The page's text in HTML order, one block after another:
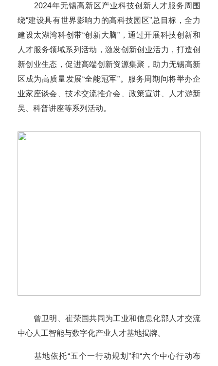
2024年无锡高新区产业科技创新人才服务周围
绕“建设具有世界影响力的高科技园区”总目标，全力
建设太湖湾科创带“创新大脑”，通过开展科技创新和
人才服务领域系列活动，激发创新创业活力，打造创
新创业生态，促进高端创新资源集聚，助力无锡高新
区成为高质量发展“全能冠军”。服务周期间将举办企
业家座谈会、技术交流推介会、政策宣讲、人才游新
吴、科普讲座等系列活动。
曾卫明、崔荣国共同为工业和信息化部人才交流
中心人工智能与数字化产业人才基地揭牌。
基地依托“五个一行动规划”和“六个中心行动布